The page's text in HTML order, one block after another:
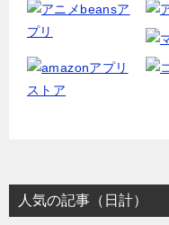
人気の記事（日計）